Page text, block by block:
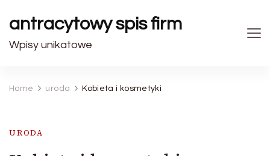
antracytowy spis firm
Wpisy unikatowe
Home uroda Kobieta i kosmetyki
URODA